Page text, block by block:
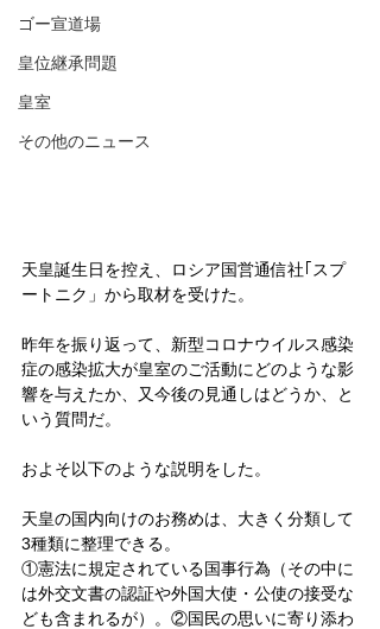
ゴー宣道場
皇位継承問題
皇室
その他のニュース
天皇誕生日を控え、ロシア国営通信社｢スプ
ートニク」から取材を受けた。
昨年を振り返って、新型コロナウイルス感染
症の感染拡大が皇室のご活動にどのような影
響を与えたか、又今後の見通しはどうか、と
いう質問だ。
およそ以下のような説明をした。
天皇の国内向けのお務めは、大きく分類して
3種類に整理できる。
①憲法に規定されている国事行為（その中に
は外交文書の認証や外国大使・公使の接受な
ども含まれるが）。②国民の思いに寄り添わ